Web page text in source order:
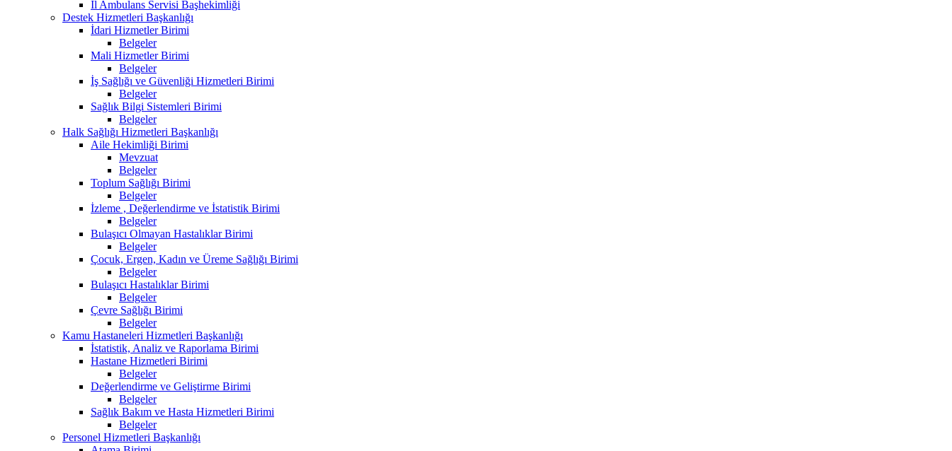
İl Ambulans Servisi Başhekimliği
Destek Hizmetleri Başkanlığı
İdari Hizmetler Birimi
Belgeler
Mali Hizmetler Birimi
Belgeler
İş Sağlığı ve Güvenliği Hizmetleri Birimi
Belgeler
Sağlık Bilgi Sistemleri Birimi
Belgeler
Halk Sağlığı Hizmetleri Başkanlığı
Aile Hekimliği Birimi
Mevzuat
Belgeler
Toplum Sağlığı Birimi
Belgeler
İzleme , Değerlendirme ve İstatistik Birimi
Belgeler
Bulaşıcı Olmayan Hastalıklar Birimi
Belgeler
Çocuk, Ergen, Kadın ve Üreme Sağlığı Birimi
Belgeler
Bulaşıcı Hastalıklar Birimi
Belgeler
Çevre Sağlığı Birimi
Belgeler
Kamu Hastaneleri Hizmetleri Başkanlığı
İstatistik, Analiz ve Raporlama Birimi
Hastane Hizmetleri Birimi
Belgeler
Değerlendirme ve Geliştirme Birimi
Belgeler
Sağlık Bakım ve Hasta Hizmetleri Birimi
Belgeler
Personel Hizmetleri Başkanlığı